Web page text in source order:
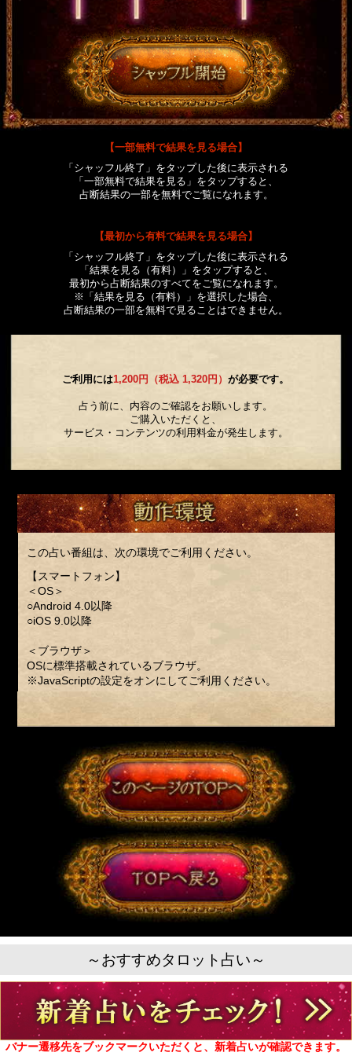
【一部無料で結果を見る場合】
「シャッフル終了」をタップした後に表示される
「一部無料で結果を見る」をタップすると、
占断結果の一部を無料でご覧になれます。
【最初から有料で結果を見る場合】
「シャッフル終了」をタップした後に表示される
「結果を見る（有料）」をタップすると、
最初から占断結果のすべてをご覧になれます。
※「結果を見る（有料）」を選択した場合、
占断結果の一部を無料で見ることはできません。
ご利用には1,200円（税込 1,320円）が必要です。
占う前に、内容のご確認をお願いします。
ご購入いただくと、
サービス・コンテンツの利用料金が発生します。
この占い番組は、次の環境でご利用ください。
【スマートフォン】
＜OS＞
○Android 4.0以降
○iOS 9.0以降
＜ブラウザ＞
OSに標準搭載されているブラウザ。
※JavaScriptの設定をオンにしてご利用ください。